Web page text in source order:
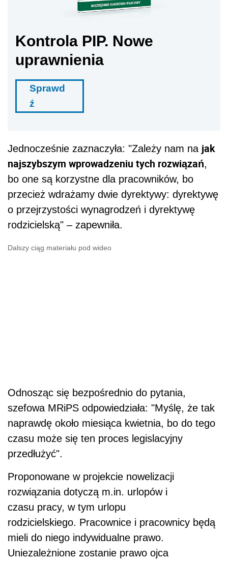
Kontrola PIP. Nowe
uprawnienia
Sprawd
ź
Jednocześnie zaznaczyła: "Zależy nam na jak
najszybszym wprowadzeniu tych rozwiązań,
bo one są korzystne dla pracowników, bo
przecież wdrażamy dwie dyrektywy: dyrektywę
o przejrzystości wynagrodzeń i dyrektywę
rodzicielską" – zapewniła.
Dalszy ciąg materiału pod wideo
Odnosząc się bezpośrednio do pytania,
szefowa MRiPS odpowiedziała: "Myślę, że tak
naprawdę około miesiąca kwietnia, bo do tego
czasu może się ten proces legislacyjny
przedłużyć".
Proponowane w projekcie nowelizacji
rozwiązania dotyczą m.in. urlopów i
czasu pracy, w tym urlopu
rodzicielskiego. Pracownice i pracownicy będą
mieli do niego indywidualne prawo.
Uniezależnione zostanie prawo ojca